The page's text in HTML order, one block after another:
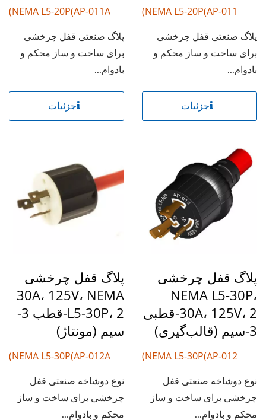
NEMA L5-20P(AP-011)
پلاگ صنعتی قفل چرخشی
برای ساخت و ساز محکم و
بادوام...
جزئیات
NEMA L5-20P(AP-011A)
پلاگ صنعتی قفل چرخشی
برای ساخت و ساز محکم و
بادوام...
جزئیات
پلاگ قفل چرخشی
NEMA L5-30P،
30A، 125V، 2-قطبی
3-سیم (قالب‌گیری)
NEMA L5-30P(AP-012)
نوع دوشاخه صنعتی قفل
چرخشی برای ساخت و ساز
محکم و بادوام...
پلاگ قفل چرخشی
30A، 125V، NEMA
L5-30P، 2-قطب 3-
سیم (مونتاژ)
NEMA L5-30P(AP-012A)
نوع دوشاخه صنعتی قفل
چرخشی برای ساخت و ساز
محکم و بادوام...